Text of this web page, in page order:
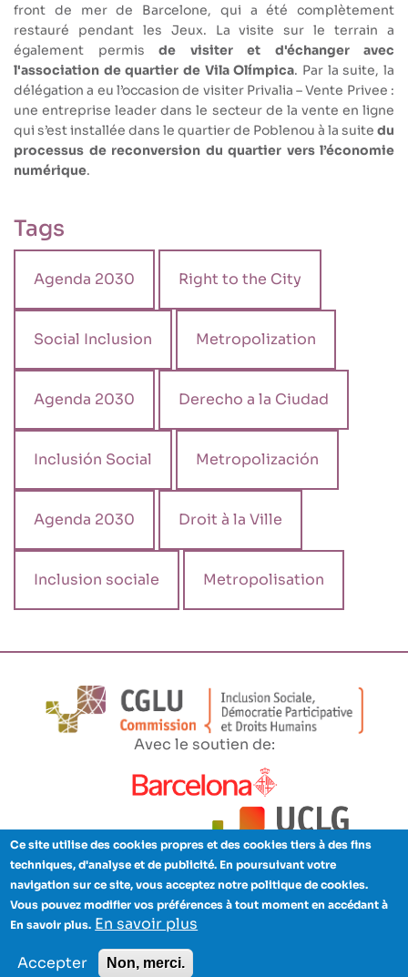
front de mer de Barcelone, qui a été complètement
restauré pendant les Jeux. La visite sur le terrain a
également permis de visiter et
d'échanger avec
l'association de quartier de Vila Olímpica. Par la suite, la
délégation a eu l’occasion de visiter Privalia – Vente Privee :
une entreprise leader dans le secteur de la vente en ligne
qui s’est installée dans le quartier de Poblenou à la suite du
processus de reconversion du quartier vers l’économie
numérique.
Tags
Agenda 2030 Right to the City
Social Inclusion Metropolization
Agenda 2030 Derecho a la Ciudad
Inclusión Social Metropolización
Agenda 2030 Droit à la Ville
Inclusion sociale Metropolisation
Avec le soutien de:
Enlaces
pie
Avertissement Respect de la vie privée Cookies Crédits
© Copyright 2021 - CISDP
Ce site utilise des cookies propres et des cookies tiers à des fins
techniques, d'analyse et de publicité. En poursuivant votre
navigation sur ce site, vous acceptez notre politique de cookies.
Vous pouvez modifier vos préférences à tout moment en accédant à
En savoir plus. En savoir plus
Accepter Non, merci.